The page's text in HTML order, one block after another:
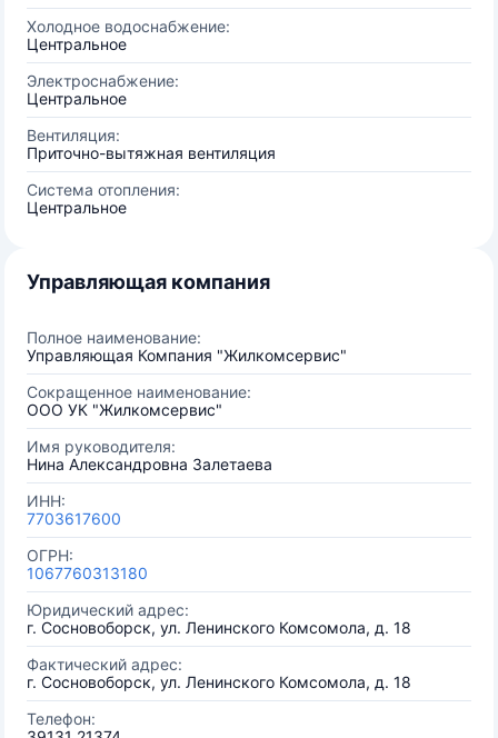
Холодное водоснабжение:
Центральное
Электроснабжение:
Центральное
Вентиляция:
Приточно-вытяжная вентиляция
Система отопления:
Центральное
Управляющая компания
Полное наименование:
Управляющая Компания "Жилкомсервис"
Сокращенное наименование:
ООО УК "Жилкомсервис"
Имя руководителя:
Нина Александровна Залетаева
ИНН:
7703617600
ОГРН:
1067760313180
Юридический адрес:
г. Сосновоборск, ул. Ленинского Комсомола, д. 18
Фактический адрес:
г. Сосновоборск, ул. Ленинского Комсомола, д. 18
Телефон: